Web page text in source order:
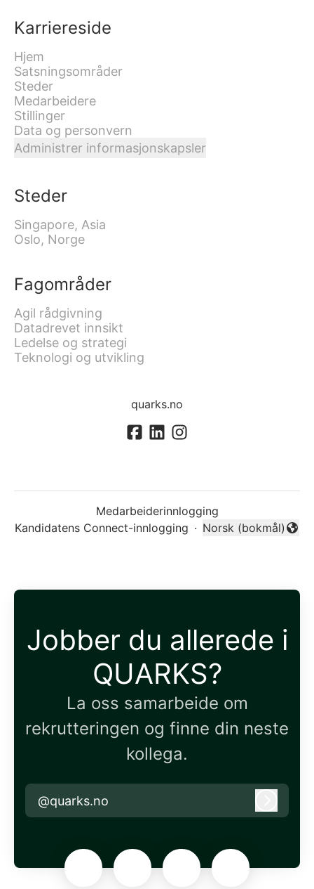
Karriereside
Hjem
Satsningsområder
Steder
Medarbeidere
Stillinger
Data og personvern
Administrer informasjonskapsler
Steder
Singapore, Asia
Oslo, Norge
Fagområder
Agil rådgivning
Datadrevet innsikt
Ledelse og strategi
Teknologi og utvikling
quarks.no
Medarbeiderinnlogging
Kandidatens Connect-innlogging ·
Endre språk
Norsk (bokmål)
Jobber du allerede i
QUARKS?
La oss samarbeide om
rekrutteringen og finne din neste
kollega.
@quarks.no